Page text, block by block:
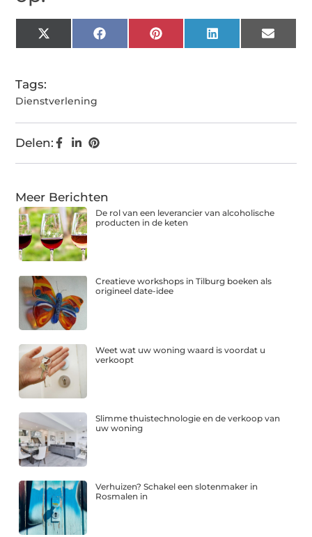
X
(Twitter)
FacebookPinterestLinkedIn Email
Tags:
Dienstverlening
Delen:
Meer Berichten
De rol van een leverancier van alcoholische
producten in de keten
Creatieve workshops in Tilburg boeken als
origineel date-idee
Weet wat uw woning waard is voordat u
verkoopt
Slimme thuistechnologie en de verkoop van
uw woning
Verhuizen? Schakel een slotenmaker in
Rosmalen in